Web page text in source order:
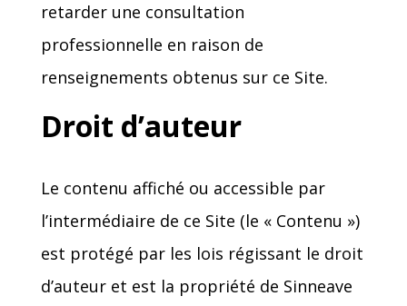
retarder une consultation
professionnelle en raison de
renseignements obtenus sur ce Site.
Droit d’auteur
Le contenu affiché ou accessible par
l’intermédiaire de ce Site (le « Contenu »)
est protégé par les lois régissant le droit
d’auteur et est la propriété de Sinneave